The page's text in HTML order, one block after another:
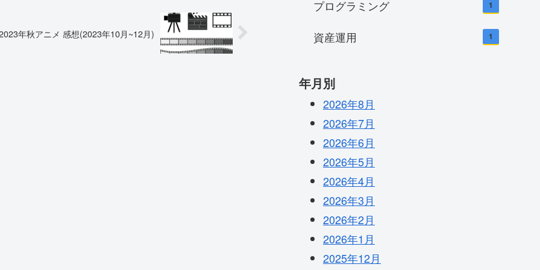
年秋アニメ 感想(2023年10月~12月)
プログラミング 1
資産運用 1
年月別
2026年8月
2026年7月
2026年6月
2026年5月
2026年4月
2026年3月
2026年2月
2026年1月
2025年12月